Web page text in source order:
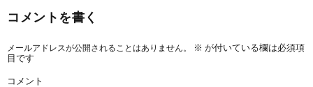
コメントを書く
メールアドレスが公開されることはありません。 ※ が付いている欄は必須項
目です
コメント